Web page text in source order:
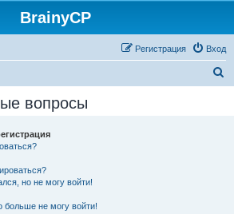
BrainyCP
Вход
Регистрация
вопросы
но не могу войти!
больше не могу войти!